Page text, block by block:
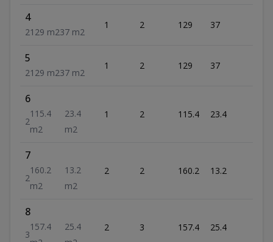
4
2129 m237 m2
1 2 129 37
5
2129 m237 m2
1 2 129 37
6
2
115.4
m2
23.4
m2
1 2 115.4 23.4
7
2
160.2
m2
13.2
m2
2 2 160.2 13.2
8
3
157.4
25.4
2 3 157.4 25.4